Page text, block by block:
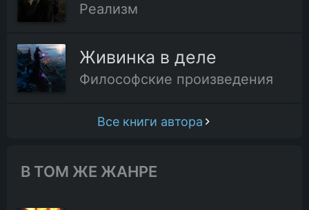
Реализм
Живинка в деле
Философские произведения
Все книги автора
В ТОМ ЖЕ ЖАНРЕ